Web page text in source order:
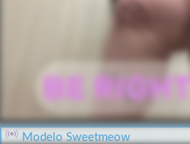
Modelo Sweetmeow